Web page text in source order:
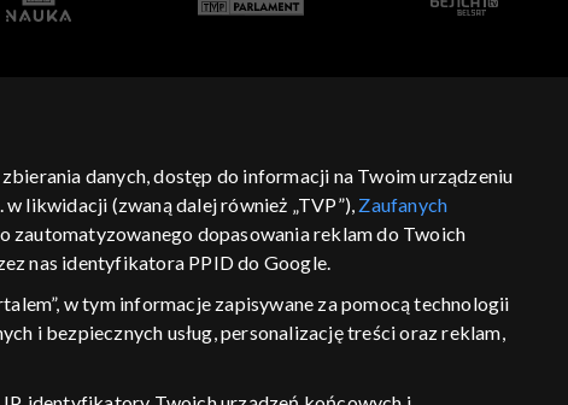
danych, dostęp do informacji na Twoim urządzeniu
likwidacji (zwaną dalej również „TVP”), Zaufanych
zautomatyzowanego dopasowania reklam do Twoich
nas identyfikatora PPID do Google.
w tym informacje zapisywane za pomocą technologii
i bezpiecznych usług, personalizację treści oraz reklam,